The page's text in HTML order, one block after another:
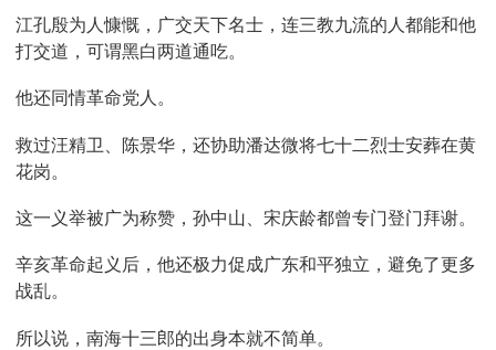
江孔殷为人慷慨，广交天下名士，连三教九流的人都能和他
打交道，可谓黑白两道通吃。
他还同情革命党人。
救过汪精卫、陈景华，还协助潘达微将七十二烈士安葬在黄
花岗。
这一义举被广为称赞，孙中山、宋庆龄都曾专门登门拜谢。
辛亥革命起义后，他还极力促成广东和平独立，避免了更多
战乱。
所以说，南海十三郎的出身本就不简单。